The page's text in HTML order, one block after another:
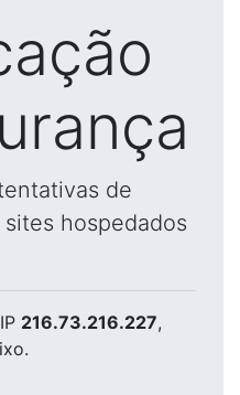
de
hospedados
216.73.216.227,